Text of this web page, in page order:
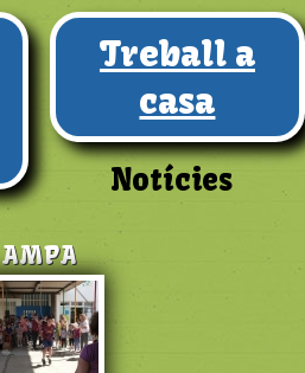
Treball a
casa
Notícies
AMPA